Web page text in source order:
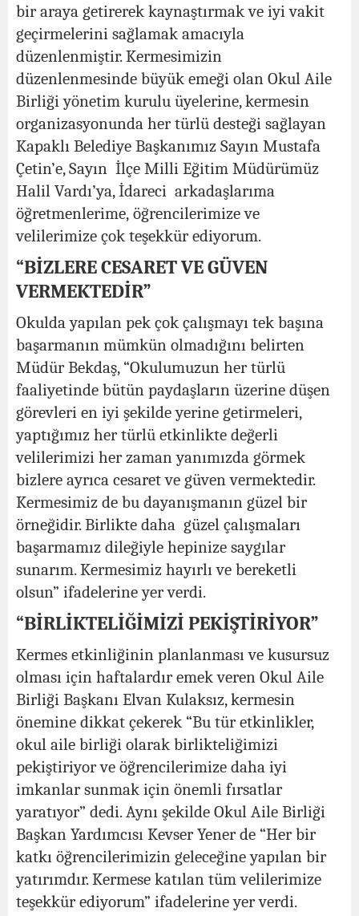
bir araya getirerek kaynaştırmak ve iyi vakit
geçirmelerini sağlamak amacıyla
düzenlenmiştir. Kermesimizin
düzenlenmesinde büyük emeği olan Okul Aile
Birliği yönetim kurulu üyelerine, kermesin
organizasyonunda her türlü desteği sağlayan
Kapaklı Belediye Başkanımız Sayın Mustafa
Çetin’e, Sayın İlçe Milli Eğitim Müdürümüz
Halil Vardı’ya, İdareci arkadaşlarıma
öğretmenlerime, öğrencilerimize ve
velilerimize çok teşekkür ediyorum.
“BİZLERE CESARET VE GÜVEN
VERMEKTEDİR”
Okulda yapılan pek çok çalışmayı tek başına
başarmanın mümkün olmadığını belirten
Müdür Bekdaş, “Okulumuzun her türlü
faaliyetinde bütün paydaşların üzerine düşen
görevleri en iyi şekilde yerine getirmeleri,
yaptığımız her türlü etkinlikte değerli
velilerimizi her zaman yanımızda görmek
bizlere ayrıca cesaret ve güven vermektedir.
Kermesimiz de bu dayanışmanın güzel bir
örneğidir. Birlikte daha güzel çalışmaları
başarmamız dileğiyle hepinize saygılar
sunarım. Kermesimiz hayırlı ve bereketli
olsun” ifadelerine yer verdi.
“BİRLİKTELİĞİMİZİ PEKİŞTİRİYOR”
Kermes etkinliğinin planlanması ve kusursuz
olması için haftalardır emek veren Okul Aile
Birliği Başkanı Elvan Kulaksız, kermesin
önemine dikkat çekerek “Bu tür etkinlikler,
okul aile birliği olarak birlikteliğimizi
pekiştiriyor ve öğrencilerimize daha iyi
imkanlar sunmak için önemli fırsatlar
yaratıyor” dedi. Aynı şekilde Okul Aile Birliği
Başkan Yardımcısı Kevser Yener de “Her bir
katkı öğrencilerimizin geleceğine yapılan bir
yatırımdır. Kermese katılan tüm velilerimize
teşekkür ediyorum” ifadelerine yer verdi.